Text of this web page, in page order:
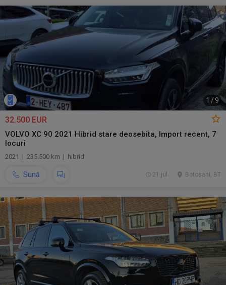
1 /9
32.500 EUR
VOLVO XC 90 2021 Hibrid stare deosebita, Import recent, 7
locuri
2021 | 235.500 km | hibrid
Sună Botosani, BT
21 jul.